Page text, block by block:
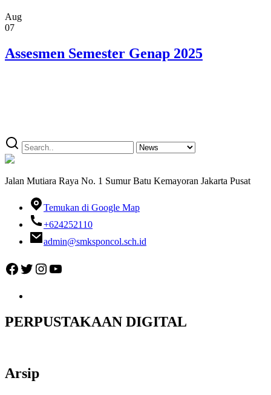
Aug
07
Assesmen Semester Genap 2025
Jalan Mutiara Raya No. 1 Sumur Batu Kemayoran Jakarta Pusat
Temukan di Google Map
+624252110
admin@smksponcol.sch.id
Facebook
Twitter
Instagram
YouTube
PERPUSTAKAAN DIGITAL
Arsip